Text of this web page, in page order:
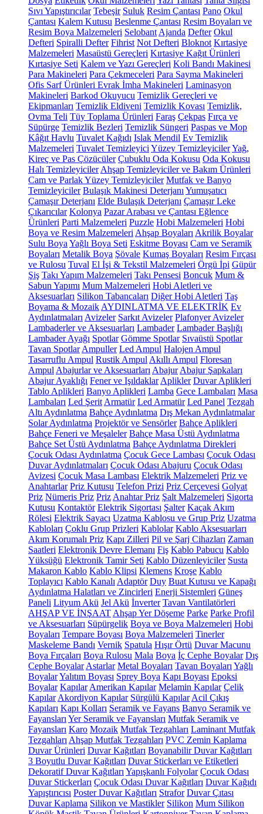
Sıvı Yapıştırıcılar Tebeşir Suluk Resim Çantası Pano Okul
Çantası Kalem Kutusu Beslenme Çantası Resim Boyaları ve
Resim Boya Malzemeleri Selobant Ajanda Defter Okul
Defteri Spiralli Defter Fihrist Not Defteri Bloknot Kırtasiye
Malzemeleri Masaüstü Gereçleri Kırtasiye Kağıt Ürünleri
Kırtasiye Seti Kalem ve Yazı Gereçleri Koli Bandı Makinesi
Para Makineleri Para Çekmeceleri Para Sayma Makineleri
Ofis Sarf Ürünleri Evrak İmha Makineleri Laminasyon
Makineleri Barkod Okuyucu Temizlik Gereçleri ve
Ekipmanları Temizlik Eldiveni Temizlik Kovası Temizlik,
Ovma Teli Tüy Toplama Ürünleri Faraş Çekpas Fırça ve
Süpürge Temizlik Bezleri Temizlik Süngeri Paspas ve Mop
Kâğıt Havlu Tuvalet Kağıdı Islak Mendil Ev Temizlik
Malzemeleri Tuvalet Temizleyici Yüzey TemizleyicilerYağ,
Kireç ve Pas Çözücüler Çubuklu Oda Kokusu Oda Kokusu
Halı Temizleyiciler Ahşap Temizleyiciler ve Bakım Ürünleri
Cam ve Parlak Yüzey Temizleyiciler Mutfak ve Banyo
Temizleyiciler Bulaşık Makinesi Deterjanı Yumuşatıcı
Çamaşır Deterjanı Elde Bulaşık Deterjanı Çamaşır Leke
Çıkarıcılar Kolonya Pazar Arabası ve Çantası Eğlence
Ürünleri Parti Malzemeleri Puzzle Hobi Malzemeleri Hobi
Boya ve Resim Malzemeleri Ahşap Boyaları Akrilik Boyalar
Sulu Boya Yağlı Boya Seti Eskitme Boyası Cam ve Seramik
Boyaları Metalik Boya Şövale Kumaş Boyaları Resim Fırçası
ve Rulosu Tuval El İşi & Tekstil Malzemeleri Örgü İpi Güpür
Şiş Takı Yapım Malzemeleri Takı Pensesi Boncuk Mum &
Sabun Yapımı Mum Malzemeleri Hobi Aletleri ve
Aksesuarları Silikon Tabancaları Diğer Hobi Aletleri Taş
Boyama & Mozaik AYDINLATMA VE ELEKTRİK Ev
Aydınlatmaları Avizeler Sarkıt Avizeler Plafonyer Avizeler
Lambaderler ve Aksesuarları Lambader Lambader Başlığı
Lambader Ayağı Spotlar Gömme Spotlar Sıvaüstü Spotlar
Tavan Spotlar Ampuller Led Ampul Halojen Ampul
Tasarruflu Ampul Rustik Ampul Akıllı Ampul Floresan
Ampul Abajurlar ve Aksesuarları Abajur Abajur Şapkaları
Abajur Ayaklığı Fener ve Işıldaklar Aplikler Duvar Aplikleri
Tablo Aplikleri Banyo Aplikleri Lamba Gece Lambaları Masa
Lambaları Led Şerit Armatür Led Armatür Led Panel Tezgah
Altı Aydınlatma Bahçe Aydınlatma Dış Mekan Aydınlatmalar
Solar Aydınlatma Projektör ve Sensörler Bahçe Aplikleri
Bahçe Feneri ve Meşaleler Bahçe Masa Üstü Aydınlatma
Bahçe Set Üstü Aydınlatma Bahçe Aydınlatma Direkleri
Çocuk Odası Aydınlatma Çocuk Gece Lambası Çocuk Odası
Duvar Aydınlatmaları Çocuk Odası Abajuru Çocuk Odası
Avizesi Çocuk Masa Lambası Elektrik Malzemeleri Priz ve
Anahtarlar Priz Kutusu Telefon Prizi Priz Çerçevesi Golyat
Priz Nümeris Priz Priz Anahtar Priz Şalt Malzemeleri Sigorta
Kutusu Kontaktör Elektrik Sigortası Şalter Kaçak Akım
Rölesi Elektrik Sayacı Uzatma Kablosu ve Grup Priz Uzatma
Kabloları Çoklu Grup Prizleri Kablolar Kablo Aksesuarları
Akım Korumalı Priz Kapı Zilleri Pil ve Şarj Cihazları Zaman
Saatleri Elektronik Devre Elemanı Fiş Kablo Pabucu Kablo
Yüksüğü Elektronik Tamir Seti Kablo Düzenleyiciler Susta
Makaron Kablo Kablo Klipsi Klemens Kroşe Kablo
Toplayıcı Kablo Kanalı Adaptör Duy Buat Kutusu ve Kapağı
Aydınlatma Halatları ve Zincirleri Enerji Sistemleri Güneş
Paneli Lityum Akü Jel Akü İnverter Tavan Vantilatörleri
AHŞAP VE İNŞAAT Ahşap Yer Döşeme Parke Parke Profil
ve Aksesuarları Süpürgelik Boya ve Boya Malzemeleri Hobi
Boyaları Tempare Boyası Boya Malzemeleri Tinerler
Maskeleme Bandı Vernik Spatula Hışır Örtü Duvar Macunu
Boya Fırçaları Boya Rulosu Mala Boya İç Cephe Boyalar Dış
Cephe Boyalar Astarlar Metal Boyaları Tavan Boyaları Yağlı
BoyalarYalıtım Boyası Sprey Boya Kapı Boyası Epoksi
Boyalar Kapılar Amerikan Kapılar Melamin Kapılar Çelik
Kapılar Akordiyon Kapılar Sürgülü Kapılar Acil Çıkış
Kapıları Kapı Kolları Seramik ve Fayans Banyo Seramik ve
Fayansları Yer Seramik ve Fayansları Mutfak Seramik ve
Fayansları Karo Mozaik Mutfak Tezgahları Laminant Mutfak
Tezgahları Ahşap Mutfak Tezgahları PVC Zemin Kaplama
Duvar Ürünleri Duvar Kağıtları Boyanabilir Duvar Kağıtları
3 Boyutlu Duvar Kağıtları Duvar Stickerları ve Etiketleri
Dekoratif Duvar Kağıtları Yapışkanlı Folyolar Çocuk Odası
Duvar Stickerları Çocuk Odası Duvar Kağıtları Duvar Kağıdı
Yapıştırıcısı Poster Duvar Kağıtları Strafor Duvar Çıtası
Duvar Kaplama Silikon ve Mastikler Silikon Mum Silikon